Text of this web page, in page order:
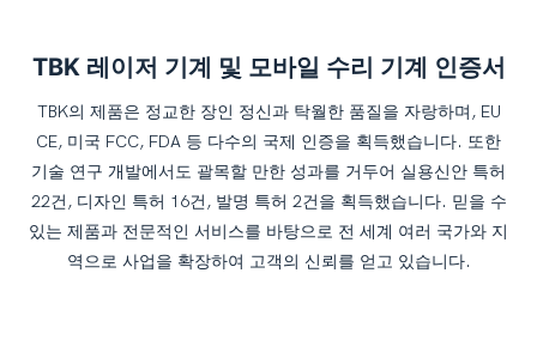
TBK 레이저 기계 및 모바일 수리 기계 인증서
TBK의 제품은 정교한 장인 정신과 탁월한 품질을 자랑하며, EU
CE, 미국 FCC, FDA 등 다수의 국제 인증을 획득했습니다. 또한
기술 연구 개발에서도 괄목할 만한 성과를 거두어 실용신안 특허
22건, 디자인 특허 16건, 발명 특허 2건을 획득했습니다. 믿을 수
있는 제품과 전문적인 서비스를 바탕으로 전 세계 여러 국가와 지
역으로 사업을 확장하여 고객의 신뢰를 얻고 있습니다.